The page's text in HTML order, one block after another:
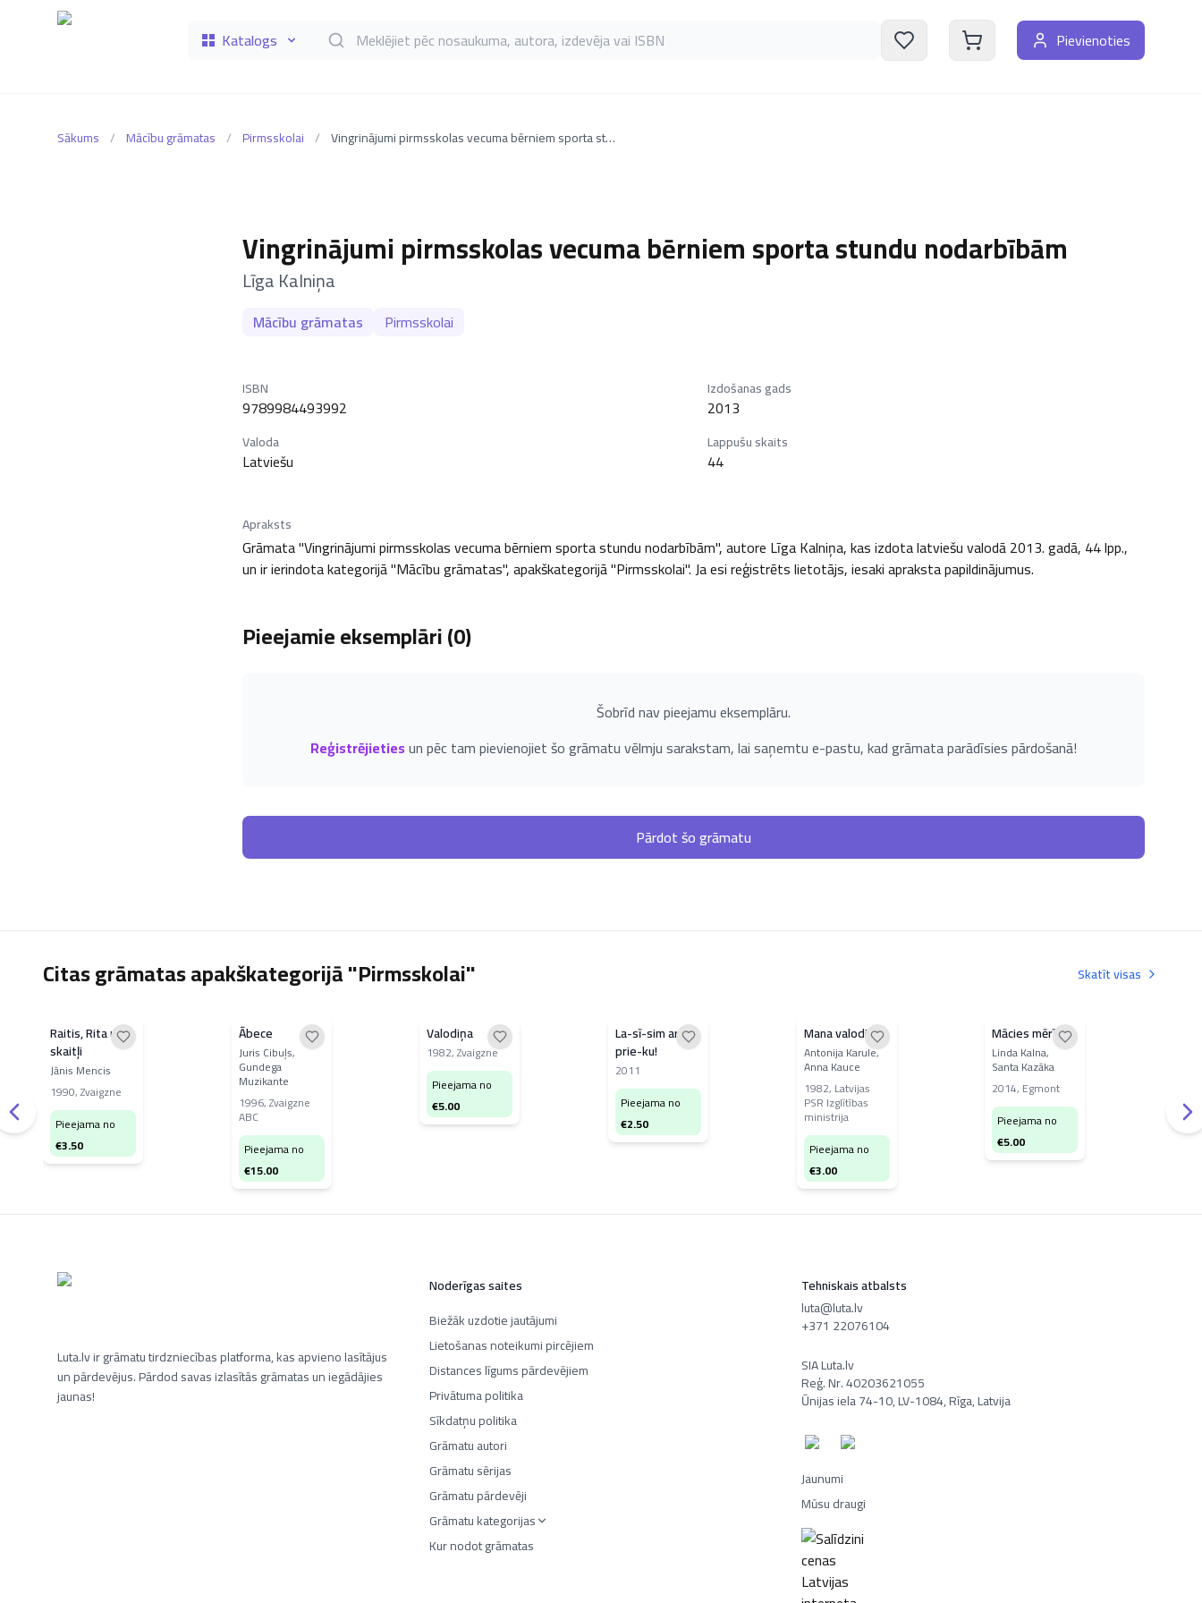
Katalogs Meklēt grāmatas pēc nosaukuma, autora, izdevēja vai ISBN Pievienoties
Sākums / Mācību grāmatas / Pirmsskolai / Vingrinājumi pirmsskolas vecuma bērniem sporta stundu nodarbībām
Vingrinājumi pirmsskolas vecuma bērniem sporta stundu nodarbībām
–
Līga Kalniņa
Mācību grāmatas Pirmsskolai
ISBN
9789984493992
Izdošanas gads
2013
Valoda
Latviešu
Lappušu skaits
44
Apraksts
Grāmata "Vingrinājumi pirmsskolas vecuma bērniem sporta stundu nodarbībām", autore Līga Kalniņa, kas izdota latviešu valodā 2013. gadā, 44 lpp.,
un ir ierindota kategorijā "Mācību grāmatas", apakškategorijā "Pirmsskolai". Ja esi reģistrēts lietotājs, iesaki apraksta papildinājumus.
Pieejamie eksemplāri (0)
Šobrīd nav pieejamu eksemplāru.
Reģistrējietiesun pēc tam pievienojiet šo grāmatu vēlmju sarakstam, lai saņemtu e-pastu, kad grāmata parādīsies pārdošanā!
Pārdot šo grāmatu
Citas grāmatas apakškategorijā "Pirmsskolai" Skatīt visas
Raitis, Rita un
skaitļi
Jānis Mencis
1990,Zvaigzne
Pieejama no
€3.50
Ābece
Juris Cibuļs,
Gundega
Muzikante
1996,Zvaigzne
ABC
Pieejama no
€15.00
Valodiņa
1982,Zvaigzne
Pieejama no
€5.00
La-sī-sim ar
prie-ku!
2011
Pieejama no
€2.50
Mana valodiņa
Antonija Karule,
Anna Kauce
1982, Latvijas
PSR Izglītības
ministrija
Pieejama no
€3.00
Mācies mērīt
Linda Kalna,
Santa Kazāka
2014, Egmont
Pieejama no
€5.00
Luta.lv ir grāmatu tirdzniecības platforma, kas apvieno lasītājus
un pārdevējus. Pārdod savas izlasītās grāmatas un iegādājies
jaunas!
Noderīgas saites
Biežāk uzdotie jautājumi
Lietošanas noteikumi pircējiem
Distances līgums pārdevējiem
Privātuma politika
Sīkdatņu politika
Grāmatu autori
Grāmatu sērijas
Grāmatu pārdevēji
Grāmatu kategorijas
Kur nodot grāmatas
Tehniskais atbalsts
luta@luta.lv
+371 22076104
SIA Luta.lv
Reģ. Nr. 40203621055
Ūnijas iela 74-10, LV-1084, Rīga, Latvija
Jaunumi
Mūsu draugi